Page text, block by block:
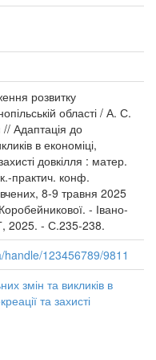
розвитку
області / А. С.
Адаптація до
в економіці,
довкілля : матер.
практич. конф.
8-9 травня 2025
- Івано-
2025. - С.235-238.
123456789/9811
змін та викликів в
та захисті